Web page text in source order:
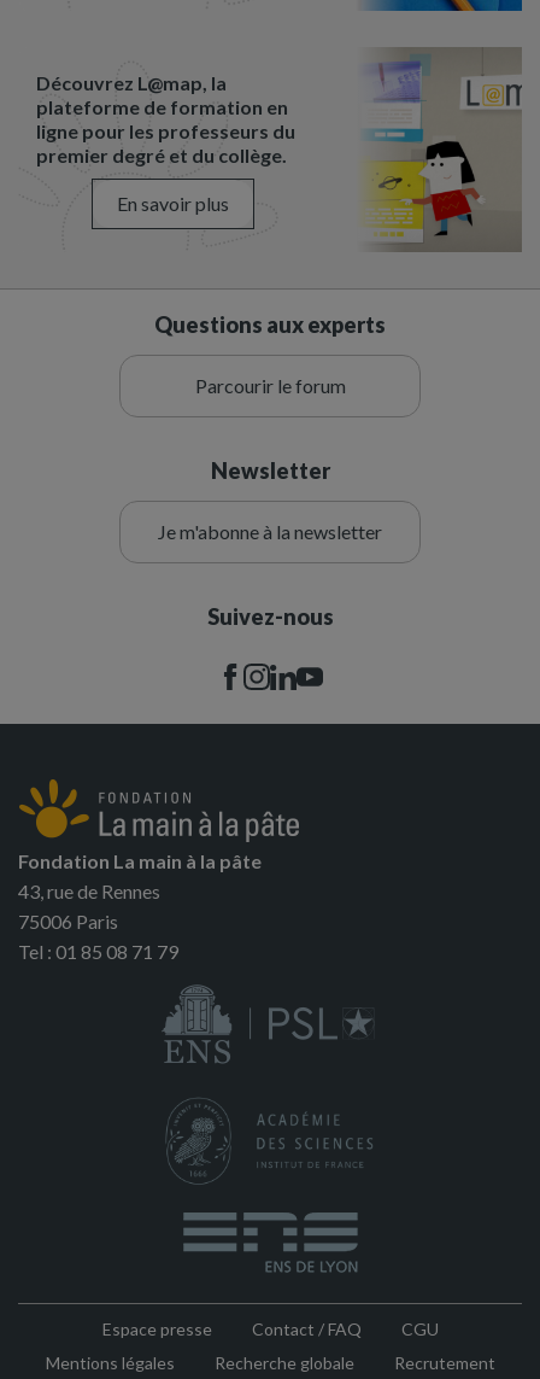
Découvrez L@map, la
plateforme de formation en
ligne pour les professeurs du
premier degré et du collège.
En savoir plus
Questions aux experts
Parcourir le forum
Newsletter
Je m'abonne à la newsletter
Suivez-nous
Fondation La main à la pâte
43, rue de Rennes
75006 Paris
Tel : 01 85 08 71 79
Pied
Espace presse Contact / FAQ
CGU
Mentions légales
Recherche globale Recrutement